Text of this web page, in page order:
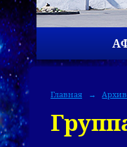
Главная → Архив